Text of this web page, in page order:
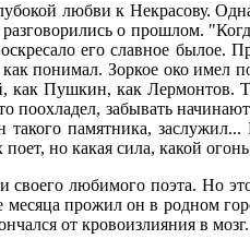
любви к Некрасову.
о прошлом.
его славное былое.
понимал. Зоркое око имел
Пушкин, как Лермонтов.
забывать
памятника, заслужил...
но какая сила, какой
любимого поэта. Но
прожил он в родном
от кровоизлияния в мозг.